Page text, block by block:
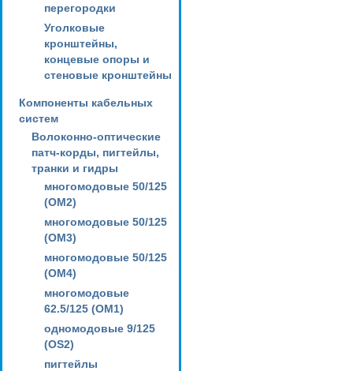
перегородки
Уголковые
кронштейны,
концевые опоры и
стеновые кронштейны
Компоненты кабельных
систем
Волоконно-оптические
патч-корды, пигтейлы,
транки и гидры
многомодовые 50/125
(OM2)
многомодовые 50/125
(OM3)
многомодовые 50/125
(OM4)
многомодовые
62.5/125 (OM1)
одномодовые 9/125
(OS2)
пигтейлы